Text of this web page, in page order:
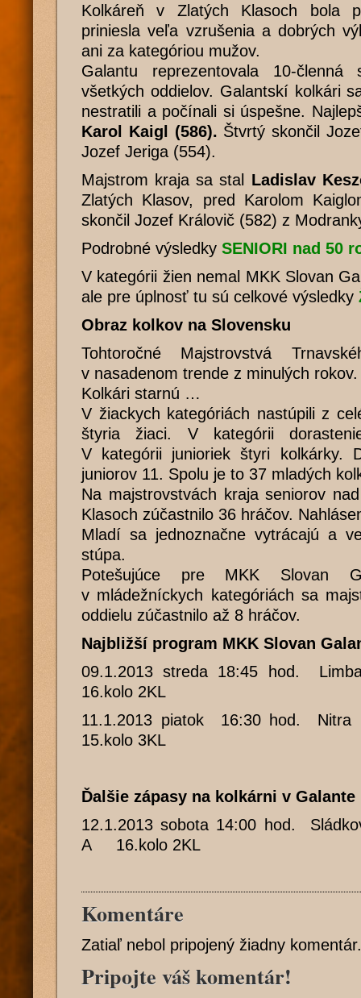
Kolkáreň v Zlatých Klasoch bola
priniesla veľa vzrušenia a dobrých
ani za kategóriou mužov.
Galantu reprezentovala 10-členná
všetkých oddielov. Galantskí kolkári
nestratili a počínali si úspešne.
Karol Kaigl (586). Štvrtý skončil
Jozef Jeriga (554).
Majstrom kraja sa stal Ladislav
Zlatých Klasov, pred Karolom
skončil Jozef Královič (582) z
Podrobné výsledky SENIORI nad 50
V kategórii žien nemal MKK Slovan
ale pre úplnosť tu sú celkové výsledky
Obraz kolkov na Slovensku
Tohtoročné Majstrovstvá
v nasadenom trende z minulých rokov.
Kolkári starnú …
V žiackych kategóriách nastúpili z
štyria žiaci. V kategórii
V kategórii junioriek štyri kolkárky.
juniorov 11. Spolu je to 37 mladých
Na majstrovstvách kraja seniorov
Klasoch zúčastnilo 36 hráčov.
Mladí sa jednoznačne vytrácajú a
stúpa.
Potešujúce pre MKK Slovan
v mládežníckych kategóriách sa
oddielu zúčastnilo až 8 hráčov.
Najbližší program MKK Slovan
09.1.2013 streda 18:45 hod.
16.kolo 2KL
11.1.2013 piatok 16:30 hod.
15.kolo 3KL
Ďalšie zápasy na kolkárni v Galante
12.1.2013 sobota 14:00 hod.
A 16.kolo 2KL
Komentáre
Zatiaľ nebol pripojený žiadny
Pripojte váš komentár!